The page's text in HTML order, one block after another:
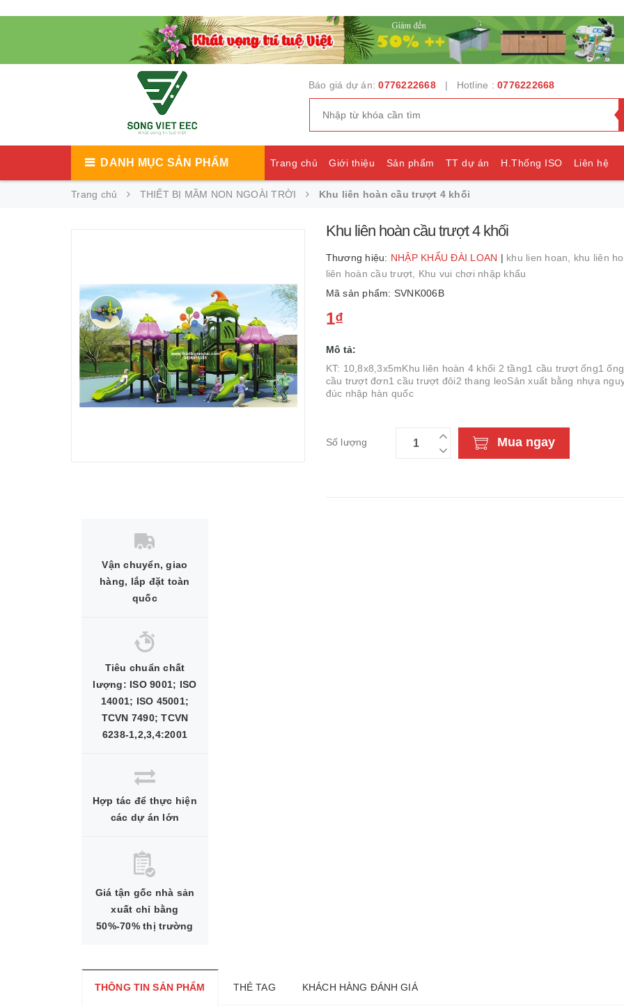
Báo giá dự án:0776222668| Hotline : 0776222668
DANH MỤC SẢN PHẨM Trang chủ Giới thiệu Sản phẩm TT dự án H.Thống ISO Liên hệ
Cataloge
Trang chủ THIẾT BỊ MẦM NON NGOÀI TRỜI Khu liên hoàn cầu trượt 4 khối
Khu liên hoàn cầu trượt 4 khối
Thương hiệu: NHẬP KHẨU ĐÀI LOAN | khu lien hoan, khu liên
liên hoàn cầu trượt, Khu vui chơi nhập khẩu
Mã sản phẩm: SVNK006B
1₫
Mô tả:
KT: 10,8x8,3x5mKhu liên hoàn 4 khối 2 tầng1 cầu trượt ống1
cầu trượt đơn1 cầu trượt đôi2 thang leoSản xuất bằng nhựa
đúc nhập hàn quốc
Số lượng Mua ngay
Vận chuyển, giao
hàng, lắp đặt toàn
quốc
Tiêu chuẩn chất
lượng: ISO 9001; ISO
14001; ISO 45001;
TCVN 7490; TCVN
6238-1,2,3,4:2001
Hợp tác để thực hiện
các dự án lớn
Giá tận gốc nhà sản
xuất chỉ bằng
50%-70% thị trường
THÔNG TIN SẢN PHẨM THẺ TAG KHÁCH HÀNG ĐÁNH GIÁ